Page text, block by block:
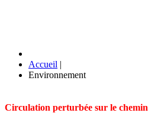
Accueil |
Environnement
Circulation perturbée sur le